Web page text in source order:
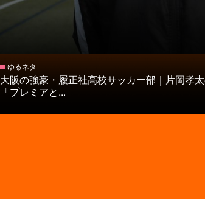
ゆるネタ
大阪の強豪・履正社高校サッカー部｜片岡孝
「プレミアと...